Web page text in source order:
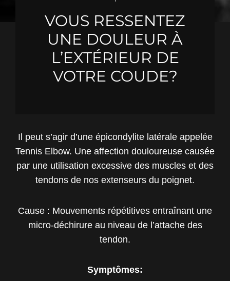
VOUS RESSENTEZ
UNE DOULEUR À
L’EXTÉRIEUR DE
VOTRE COUDE?
Il peut s’agir d’une épicondylite latérale appelée
Tennis Elbow. Une affection douloureuse causée
par une utilisation excessive des muscles et des
tendons de nos extenseurs du poignet.
Cause : Mouvements répétitives entraînant une
micro-déchirure au niveau de l’attache des
tendon.
Symptômes: